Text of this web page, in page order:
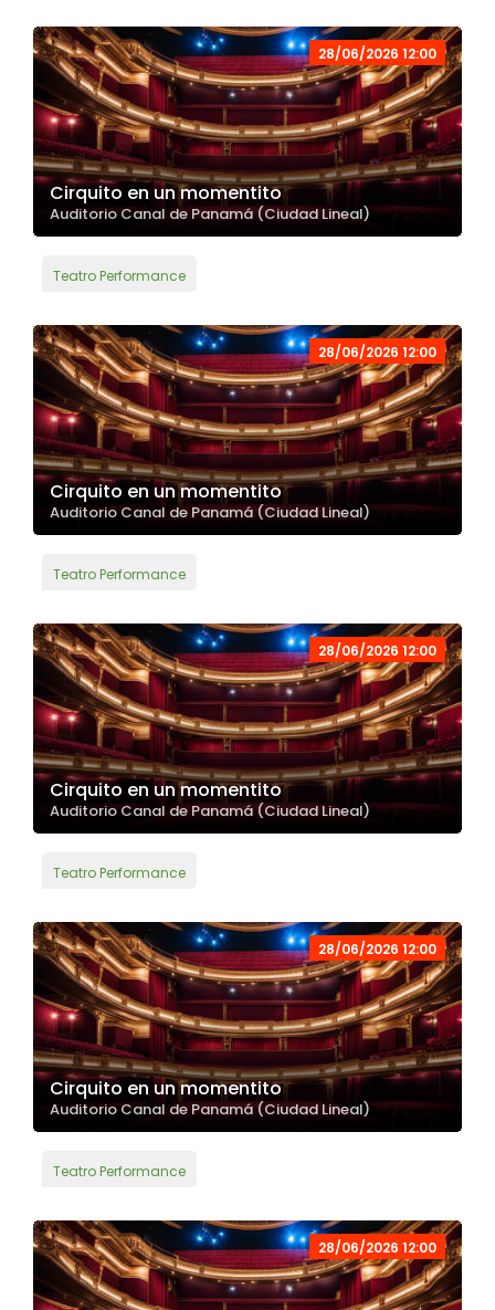
28/06/2026 12:00
Cirquito en un momentito
Auditorio Canal de Panamá (Ciudad Lineal)
Teatro Performance
28/06/2026 12:00
Cirquito en un momentito
Auditorio Canal de Panamá (Ciudad Lineal)
Teatro Performance
28/06/2026 12:00
Cirquito en un momentito
Auditorio Canal de Panamá (Ciudad Lineal)
Teatro Performance
28/06/2026 12:00
Cirquito en un momentito
Auditorio Canal de Panamá (Ciudad Lineal)
Teatro Performance
28/06/2026 12:00